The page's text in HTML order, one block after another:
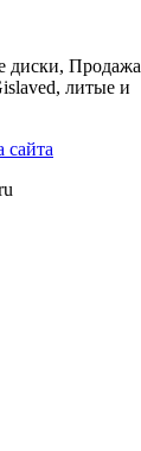
диски, Продажа
литые и
сайта